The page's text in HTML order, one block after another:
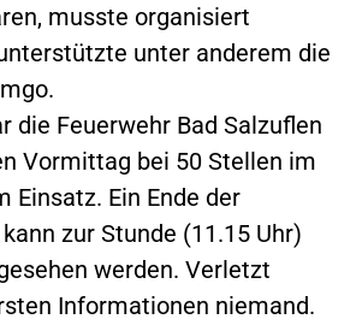
musste organisiert
unter anderem die
die Feuerwehr Bad Salzuflen
Vormittag bei 50 Stellen im
Einsatz. Ein Ende der
zur Stunde (11.15 Uhr)
werden. Verletzt
Informationen niemand.